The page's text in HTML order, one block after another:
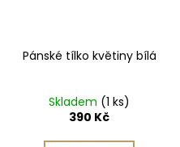
Pánské tílko květiny bílá
Skladem (1 ks)
390 Kč